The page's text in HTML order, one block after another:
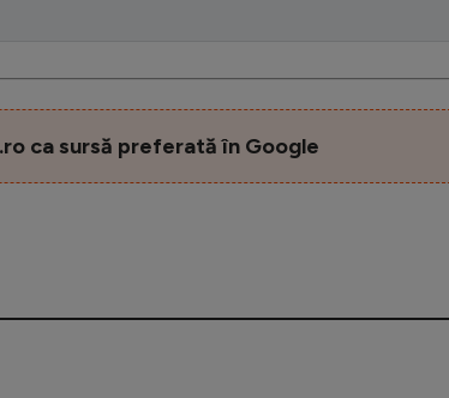
ca sursă preferată în Google